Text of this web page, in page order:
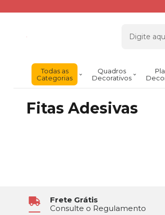
Todas as
Categorias
Quadros
Decorativos
Fitas Adesivas
Frete Grátis
Consulte o Regulamento